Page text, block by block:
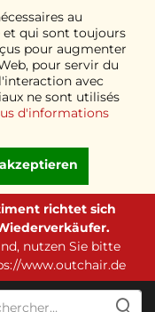
au
qui sont toujours
pour augmenter
pour servir du
avec
ne sont utilisés
d'informations
richtet sich
nutzen Sie bitte
www.outchair.de